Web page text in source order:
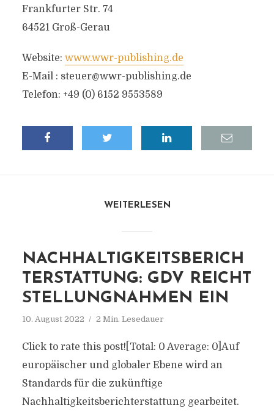
Frankfurter Str. 74
64521 Groß-Gerau
Website: www.wwr-publishing.de
E-Mail : steuer@wwr-publishing.de
Telefon: +49 (0) 6152 9553589
WEITERLESEN
NACHHALTIGKEITSBERICH
TERSTATTUNG: GDV REICHT
STELLUNGNAHMEN EIN
10. August 2022 2 Min. Lesedauer
Click to rate this post![Total: 0 Average: 0]Auf
europäischer und globaler Ebene wird an
Standards für die zukünftige
Nachhaltigkeitsberichterstattung gearbeitet.